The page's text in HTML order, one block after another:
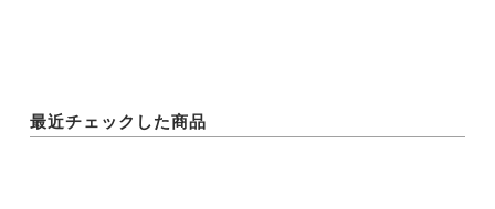
最近チェックした商品